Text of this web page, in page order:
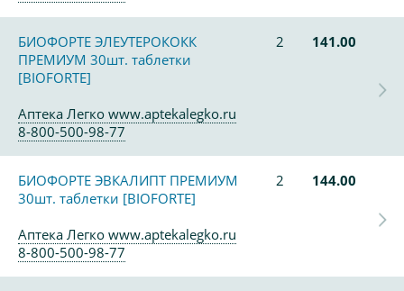
БИОФОРТЕ ЭЛЕУТЕРОКОКК
ПРЕМИУМ 30шт. таблетки
[BIOFORTE]
2 141.00
Аптека Легко www.aptekalegko.ru
8-800-500-98-77
БИОФОРТЕ ЭВКАЛИПТ ПРЕМИУМ
30шт. таблетки [BIOFORTE]
2 144.00
Аптека Легко www.aptekalegko.ru
8-800-500-98-77